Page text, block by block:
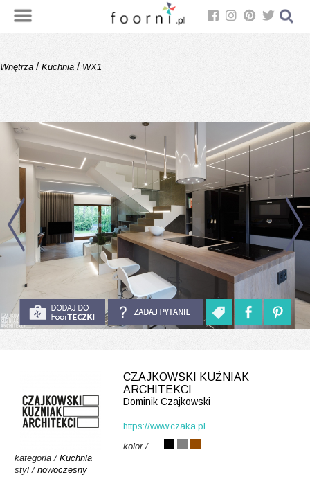
Wnętrza / Kuchnia / WX1
CZAJKOWSKI KUŹNIAK
ARCHITEKCI
Dominik Czajkowski
https://www.czaka.pl
kolor /
kategoria / Kuchnia
styl / nowoczesny